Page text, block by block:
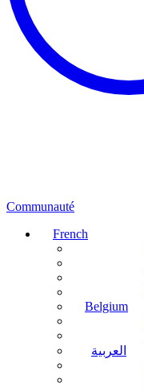
Communauté
French
Belgium
العربية